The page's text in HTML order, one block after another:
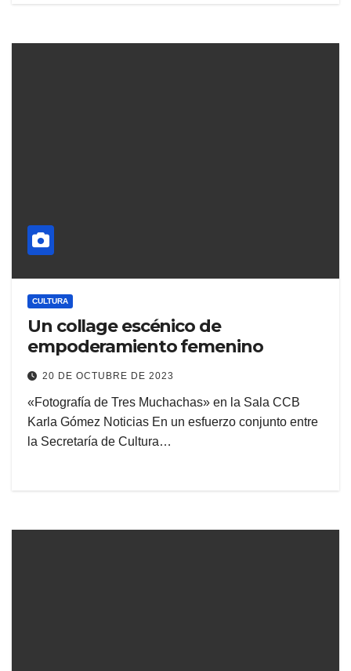
CULTURA
Un collage escénico de
empoderamiento femenino
20 DE OCTUBRE DE 2023
«Fotografía de Tres Muchachas» en la Sala CCB
Karla Gómez Noticias En un esfuerzo conjunto entre
la Secretaría de Cultura…